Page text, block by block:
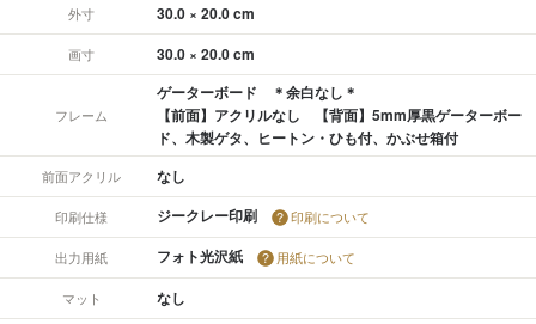
外寸 30.0 × 20.0 cm
画寸 30.0 × 20.0 cm
フレーム
ゲーターボード ＊余白なし＊
【前面】アクリルなし 【背面】5mm厚黒ゲーターボー
ド、木製ゲタ、ヒートン・ひも付、かぶせ箱付
前面アクリル なし
印刷仕様 ジークレー印刷 印刷について
出力用紙 フォト光沢紙 用紙について
マット なし